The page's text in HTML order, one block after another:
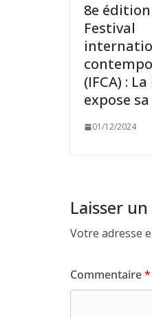
8e
Festival
(IFCA) :
expose
01/12/2024
Laisser
Votre adresse
Commentaire*